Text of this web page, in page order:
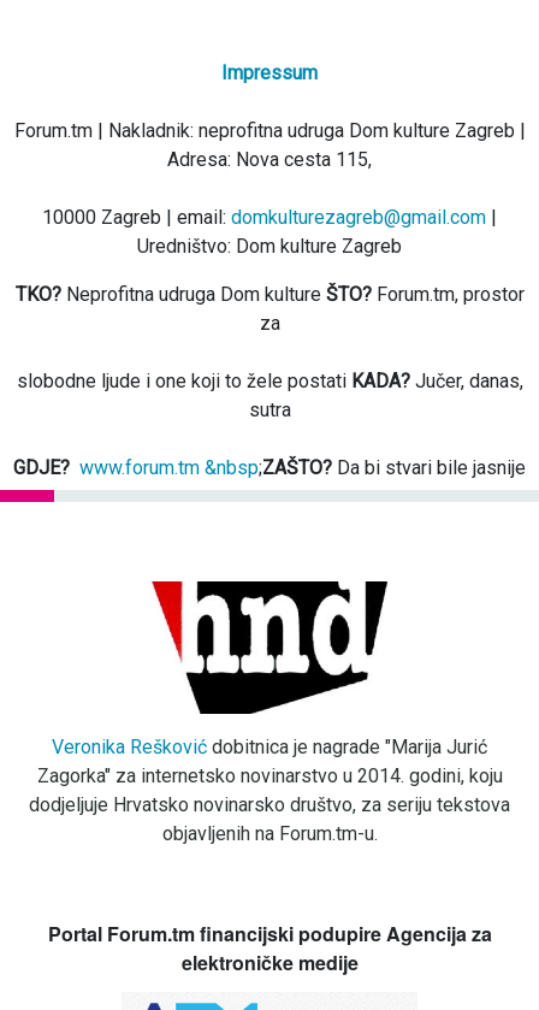
Impressum
Forum.tm | Nakladnik: neprofitna udruga Dom kulture Zagreb |
Adresa: Nova cesta 115,
10000 Zagreb | email: domkulturezagreb@gmail.com |
Uredništvo: Dom kulture Zagreb
TKO?Neprofitna udruga Dom kulture ŠTO?Forum.tm, prostor
za
slobodne ljude i one koji to žele postati KADA?Jučer, danas,
sutra
GDJE? www.forum.tm &nbsp;ZAŠTO? Da bi stvari bile jasnije
Veronika Rešković dobitnica je nagrade "Marija Jurić
Zagorka" za internetsko novinarstvo u 2014. godini, koju
dodjeljuje Hrvatsko novinarsko društvo, za seriju tekstova
objavljenih na Forum.tm-u.
Portal Forum.tm financijski podupire Agencija za
elektroničke medije